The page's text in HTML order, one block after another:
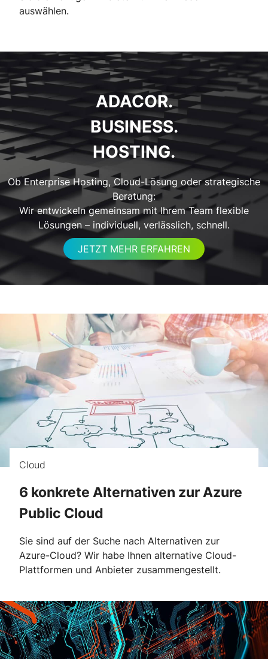
auswählen.
ADACOR.
BUSINESS.
HOSTING.
Ob Enterprise Hosting, Cloud-Lösung oder strategische
Beratung:
Wir entwickeln gemeinsam mit Ihrem Team flexible
Lösungen – individuell, verlässlich, schnell.
JETZT MEHR ERFAHREN
Cloud
6 konkrete Alternativen zur Azure
Public Cloud
Sie sind auf der Suche nach Alternativen zur
Azure-Cloud? Wir habe Ihnen alternative Cloud-
Plattformen und Anbieter zusammengestellt.